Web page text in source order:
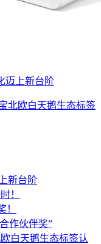
迈上新台阶
北欧白天鹅生态标签
新台阶
！
！
作伙伴奖”
白天鹅生态标签认